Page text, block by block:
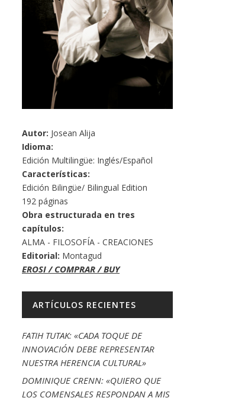
Autor: Josean Alija
Idioma:
Edición Multilingüe: Inglés/Español
Características:
Edición Bilingüe/ Bilingual Edition
192 páginas
Obra estructurada en tres
capítulos:
ALMA - FILOSOFÍA - CREACIONES
Editorial: Montagud
EROSI / COMPRAR / BUY
ARTÍCULOS RECIENTES
FATIH TUTAK: «CADA TOQUE DE
INNOVACIÓN DEBE REPRESENTAR
NUESTRA HERENCIA CULTURAL»
DOMINIQUE CRENN: «QUIERO QUE
LOS COMENSALES RESPONDAN A MIS